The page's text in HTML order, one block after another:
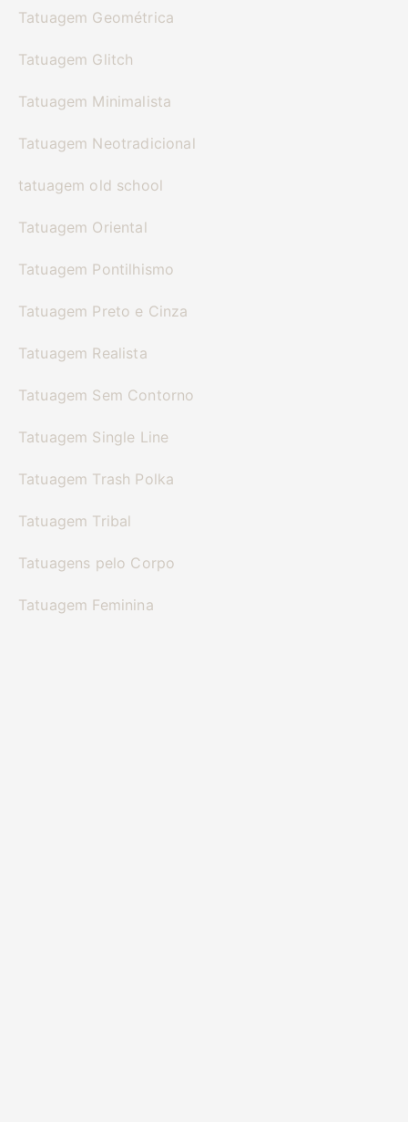
Tatuagem Geométrica
Tatuagem Glitch
Tatuagem Minimalista
Tatuagem Neotradicional
tatuagem old school
Tatuagem Oriental
Tatuagem Pontilhismo
Tatuagem Preto e Cinza
Tatuagem Realista
Tatuagem Sem Contorno
Tatuagem Single Line
Tatuagem Trash Polka
Tatuagem Tribal
Tatuagens pelo Corpo
Tatuagem Feminina